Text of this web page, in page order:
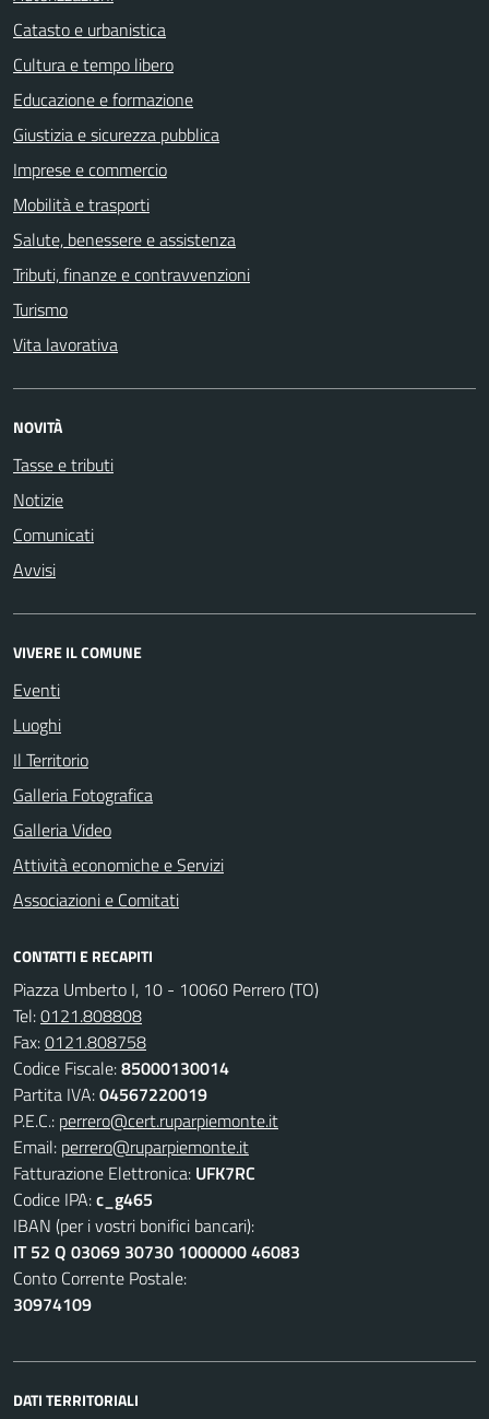
Catasto e urbanistica
Cultura e tempo libero
Educazione e formazione
Giustizia e sicurezza pubblica
Imprese e commercio
Mobilità e trasporti
Salute, benessere e assistenza
Tributi, finanze e contravvenzioni
Turismo
Vita lavorativa
NOVITÀ
Tasse e tributi
Notizie
Comunicati
Avvisi
VIVERE IL COMUNE
Eventi
Luoghi
Il Territorio
Galleria Fotografica
Galleria Video
Attività economiche e Servizi
Associazioni e Comitati
CONTATTI E RECAPITI
Piazza Umberto I, 10 - 10060 Perrero (TO)
Tel:0121.808808
Fax:0121.808758
Codice Fiscale:85000130014
Partita IVA:04567220019
P.E.C.: perrero@cert.ruparpiemonte.it
Email: perrero@ruparpiemonte.it
Fatturazione Elettronica: UFK7RC
Codice IPA:c_g465
IBAN (per i vostri bonifici bancari):
IT 52 Q 03069 30730 1000000 46083
Conto Corrente Postale:
30974109
DATI TERRITORIALI